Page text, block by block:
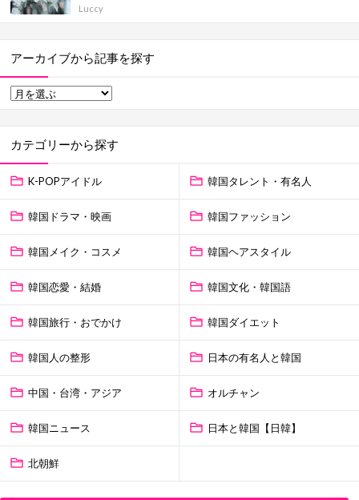
Luccy
アーカイブから記事を探す
カテゴリーから探す
K-POPアイドル 韓国タレント・有名人
韓国ドラマ・映画 韓国ファッション
韓国メイク・コスメ 韓国ヘアスタイル
韓国恋愛・結婚 韓国文化・韓国語
韓国旅行・おでかけ 韓国ダイエット
韓国人の整形 日本の有名人と韓国
中国・台湾・アジア オルチャン
韓国ニュース 日本と韓国【日韓】
北朝鮮